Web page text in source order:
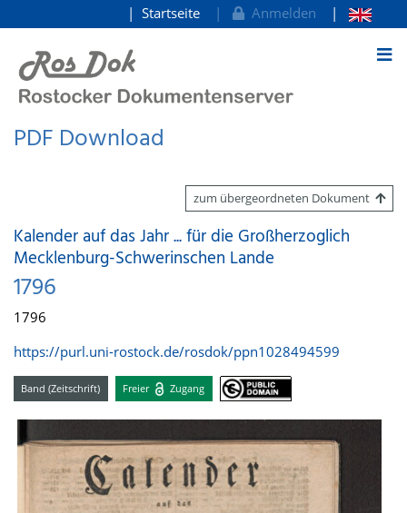
zum Inhalt
Startseite Anmelden
PDF Download
zum übergeordneten Dokument
Kalender auf das Jahr ... für die Großherzoglich
Mecklenburg-Schwerinschen Lande
1796
1796
https://purl.uni-rostock.de/rosdok/ppn1028494599
Band (Zeitschrift) Freier Zugang